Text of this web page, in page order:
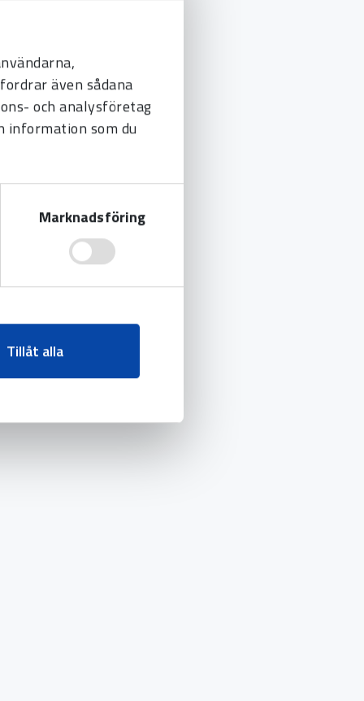
även sådana
och analysföretag
information som du
Marknadsföring
Tillåt alla